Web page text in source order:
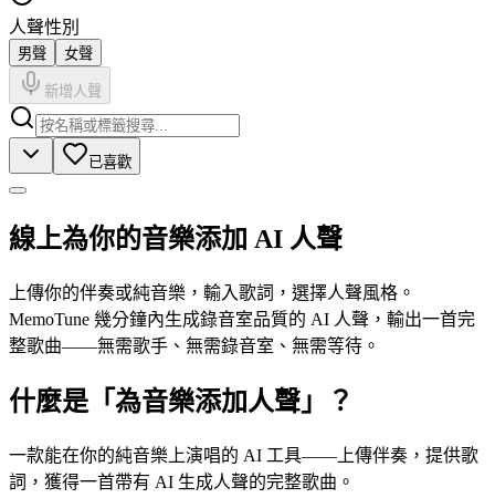
人聲性別
男聲 女聲
新增人聲
已喜歡
線上為你的音樂添加 AI 人聲
上傳你的伴奏或純音樂，輸入歌詞，選擇人聲風格。
MemoTune 幾分鐘內生成錄音室品質的 AI 人聲，輸出一首完
整歌曲——無需歌手、無需錄音室、無需等待。
什麼是「為音樂添加人聲」？
一款能在你的純音樂上演唱的 AI 工具——上傳伴奏，提供歌
詞，獲得一首帶有 AI 生成人聲的完整歌曲。